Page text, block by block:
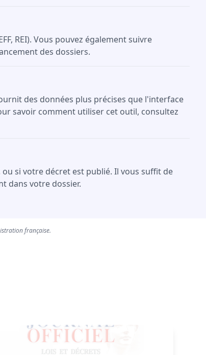
REI). Vous pouvez également suivre
des dossiers.
des données plus précises que l'interface
savoir comment utiliser cet outil, consultez
si votre décret est publié. Il vous suffit de
dans votre dossier.
française.